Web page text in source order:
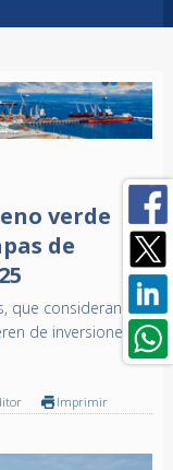
verde
de
que consideran
de inversiones
Imprimir